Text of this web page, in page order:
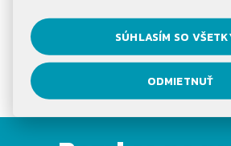
ty?
[/vc_column_text][/vc_column][/
SÚHLASÍM SO
ODMIETNUŤ